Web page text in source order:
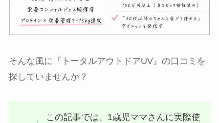
そんな風に『トータルアウトドアUV』の口コミを
探していませんか？
この記事では、1歳児ママさんに実際使